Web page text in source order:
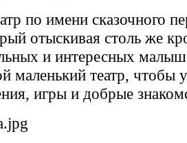
по имени сказочного
отыскивая столь же
и интересных
маленький театр, чтобы
игры и добрые